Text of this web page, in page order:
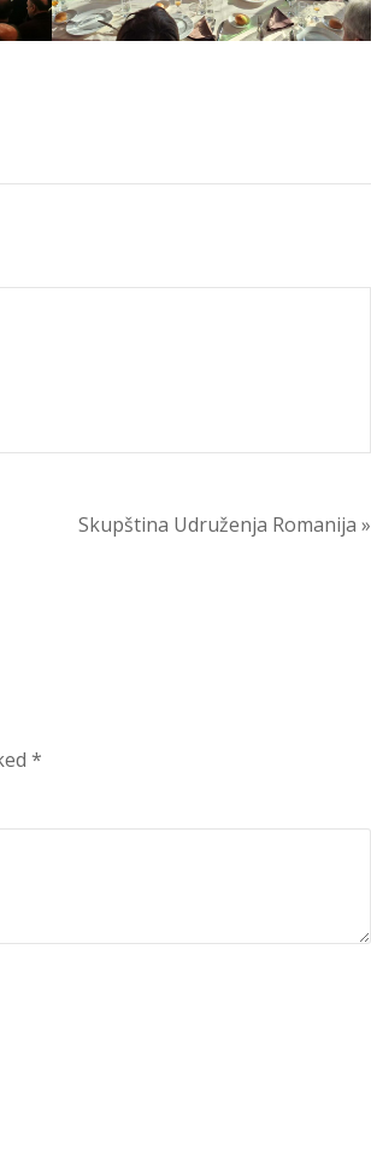
Skupština Udruženja Romanija »
*